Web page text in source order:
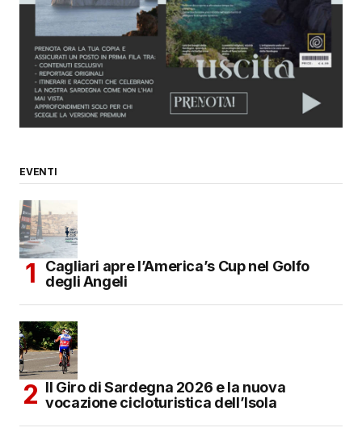
EVENTI
Cagliari apre l’America’s Cup nel Golfo
degli Angeli
Il Giro di Sardegna 2026 e la nuova
vocazione cicloturistica dell’Isola